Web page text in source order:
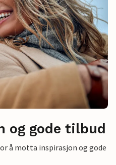
og gode tilbud
å motta inspirasjon og gode